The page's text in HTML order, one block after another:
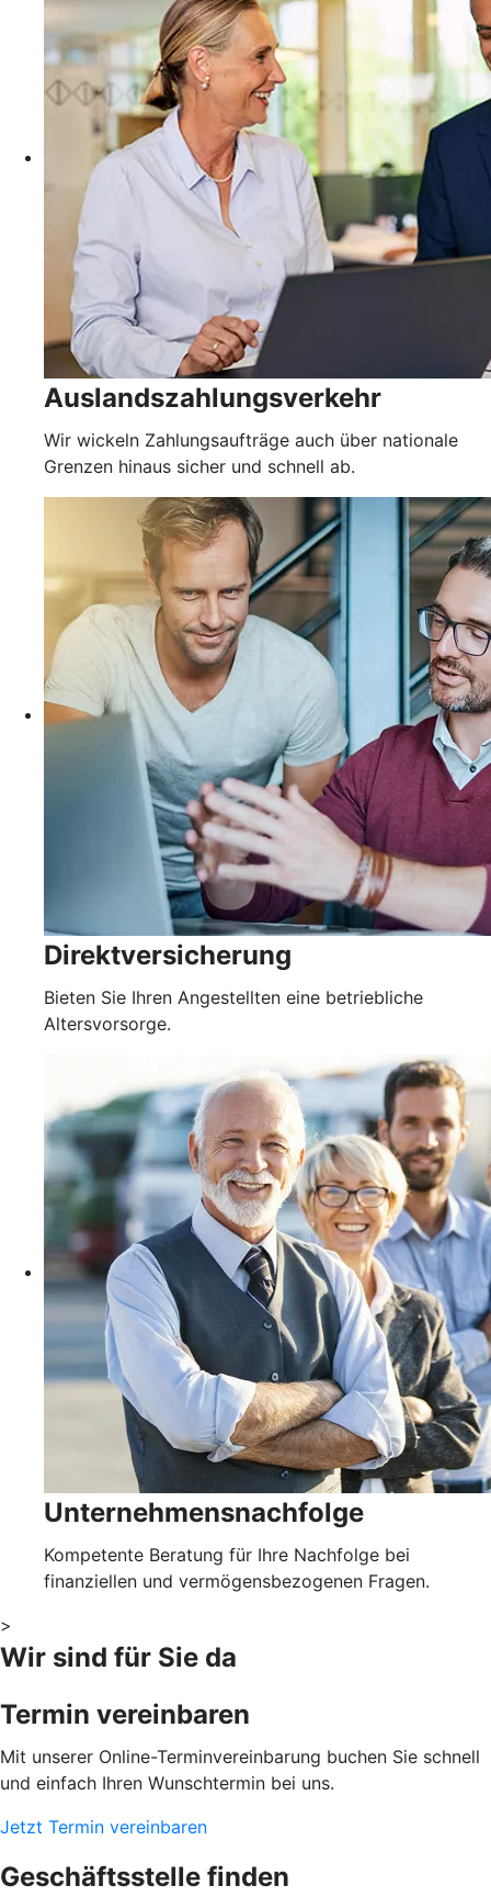
Auslandszahlungsverkehr
Wir wickeln Zahlungsaufträge auch über nationale
Grenzen hinaus sicher und schnell ab.
Direktversicherung
Bieten Sie Ihren Angestellten eine betriebliche
Altersvorsorge.
Unternehmensnachfolge
Kompetente Beratung für Ihre Nachfolge bei
finanziellen und vermögensbezogenen Fragen.
>
Wir sind für Sie da
Termin vereinbaren
Mit unserer Online-Terminvereinbarung buchen Sie schnell
und einfach Ihren Wunschtermin bei uns.
Jetzt Termin vereinbaren
Geschäftsstelle finden